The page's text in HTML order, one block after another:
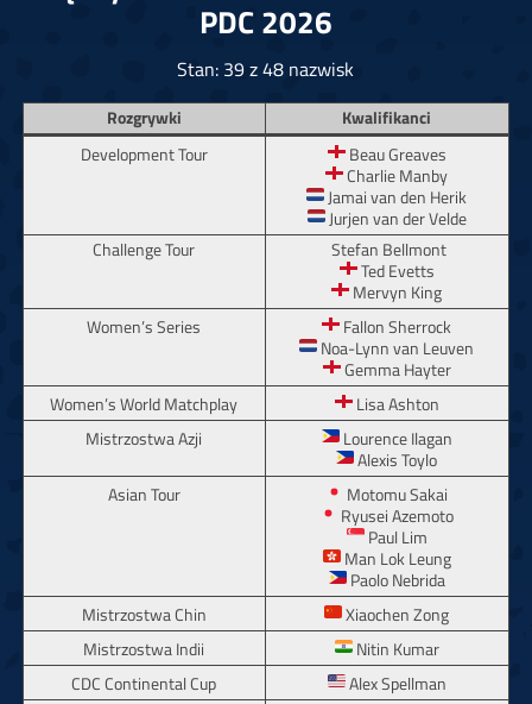
PDC 2026
Stan: 39 z 48 nazwisk
Rozgrywki
Kwalifikanci
Development Tour
Beau Greaves
Charlie Manby
Jamai van den Herik
Jurjen van der Velde
Challenge Tour
Stefan Bellmont
Ted Evetts
Mervyn King
Women’s Series
Fallon Sherrock
Noa-Lynn van Leuven
Gemma Hayter
Women’s World Matchplay
Lisa Ashton
Mistrzostwa Azji
Lourence Ilagan
Alexis Toylo
Asian Tour
Motomu Sakai
Ryusei Azemoto
Paul Lim
Man Lok Leung
Paolo Nebrida
Mistrzostwa Chin
Xiaochen Zong
Mistrzostwa Indii
Nitin Kumar
CDC Continental Cup
Alex Spellman